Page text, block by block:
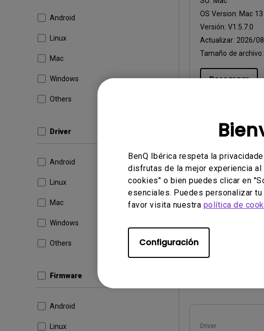
BenQ Ibérica respeta la
disfrutas de la mejor experiencia
cookies" o bien puedes clicar en
esenciales. Puedes personalizar
favor visita nuestra política de
Configuración
Android
Linux
Mac
Windows
Others
Driver
Android
Linux
Mac
Windows
Others
Firmware
Android
Linux
OS Version: Mac
Versión: V1.5.7.0
Actualizar: 2026/
Tamaño de archivo:
Descargar
Eye-CareU
SO:Windows
OS Version:
Versión:V1.5.5.0
Descargar
Driver